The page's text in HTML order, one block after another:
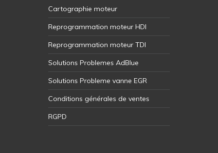
Cartographie moteur
Reprogrammation moteur HDI
Reprogrammation moteur TDI
Solutions Problemes AdBlue
Solutions Probleme vanne EGR
Conditions générales de ventes
RGPD